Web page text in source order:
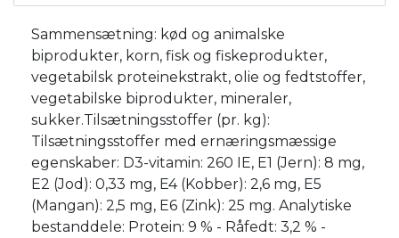
Sammensætning: kød og animalske
biprodukter, korn, fisk og fiskeprodukter,
vegetabilsk proteinekstrakt, olie og fedtstoffer,
vegetabilske biprodukter, mineraler,
sukker.Tilsætningsstoffer (pr. kg):
Tilsætningsstoffer med ernæringsmæssige
egenskaber: D3-vitamin: 260 IE, E1 (Jern): 8 mg,
E2 (Jod): 0,33 mg, E4 (Kobber): 2,6 mg, E5
(Mangan): 2,5 mg, E6 (Zink): 25 mg. Analytiske
bestanddele: Protein: 9 % - Råfedt: 3,2 % -